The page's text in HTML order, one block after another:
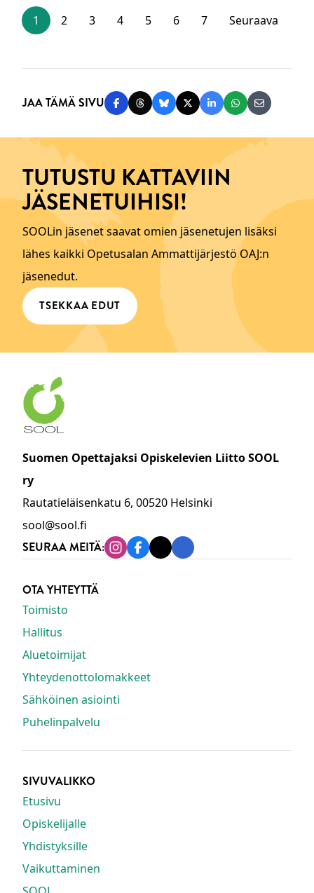
1 2 3 4 5 6 7 Seuraava
JAA TÄMÄ SIVU Jaa Facebookissa
Jaa Threadsissa
Jaa Blueskyssä
Jaa Twitterissä
Jaa LinkedInissä
Jaa Jaa
TUTUSTU KATTAVIIN
JÄSENETUIHISI!
SOOLin jäsenet saavat omien jäsenetujen lisäksi
lähes kaikki Opetusalan Ammattijärjestö OAJ:n
jäsenedut.
TSEKKAA EDUT
Suomen Opettajaksi Opiskelevien Liitto SOOL
ry
Rautatieläisenkatu 6, 00520 Helsinki
sool@sool.fi
SEURAA MEITÄ: Instagram
Facebook
TiktokLinkedin
OTA YHTEYTTÄ
Toimisto
Hallitus
Aluetoimijat
Yhteydenottolomakkeet
Sähköinen asiointi
Puhelinpalvelu
SIVUVALIKKO
Etusivu
Opiskelijalle
Yhdistyksille
Vaikuttaminen